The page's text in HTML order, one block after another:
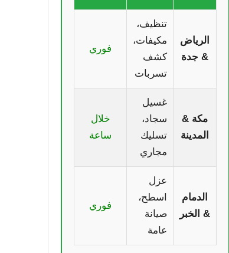
الرياض
& جدة
تنظيف،
مكيفات،
كشف
تسربات
فوري
مكة &
المدينة
غسيل
سجاد،
تسليك
مجاري
خلال
ساعة
الدمام
& الخبر
عزل
اسطح،
صيانة
عامة
فوري